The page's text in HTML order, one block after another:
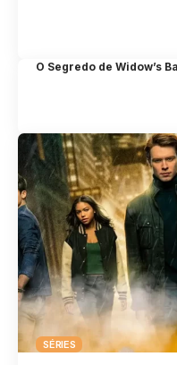
O Segredo de Widow’s
SÉRIES